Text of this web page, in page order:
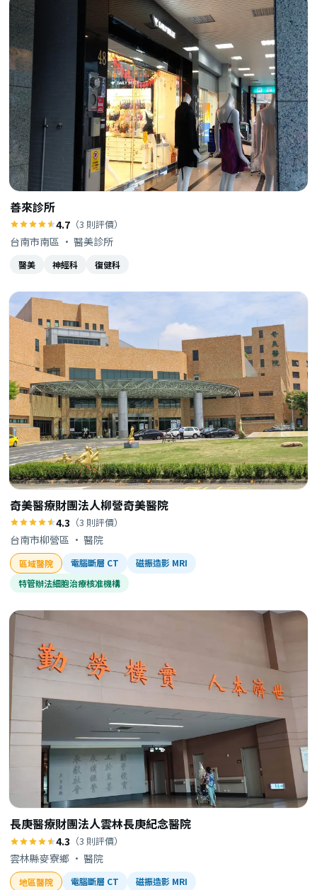
善來診所
4.7 （3 則評價）
台南市南區 · 醫美診所
醫美 神經科 復健科
奇美醫療財團法人柳營奇美醫院
4.3 （3 則評價）
台南市柳營區 · 醫院
區域醫院 電腦斷層 CT
磁振造影 MRI
特管辦法細胞治療核准機構
長庚醫療財團法人雲林長庚紀念醫院
4.3 （3 則評價）
雲林縣麥寮鄉 · 醫院
地區醫院 電腦斷層 CT
磁振造影 MRI